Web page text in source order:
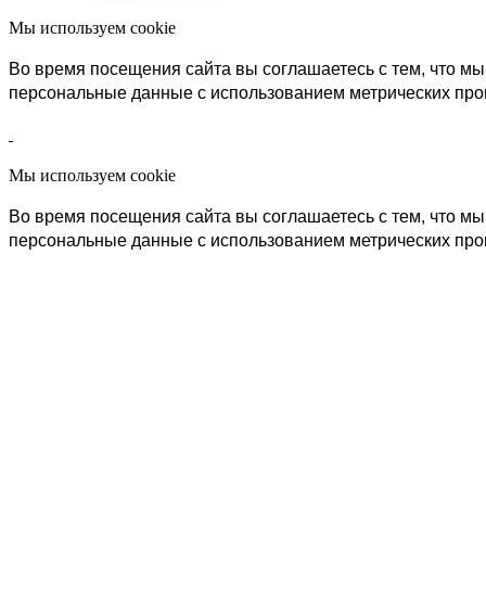
Мы используем cookie
Во время посещения сайта вы соглашаетесь с тем, что
персональные данные с использованием метрических
Мы используем cookie
Во время посещения сайта вы соглашаетесь с тем, что
персональные данные с использованием метрических